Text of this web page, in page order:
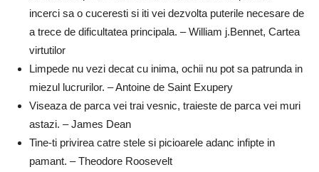
incerci sa o cuceresti si iti vei dezvolta puterile necesare de
a trece de dificultatea principala. – William j.Bennet, Cartea
virtutilor
Limpede nu vezi decat cu inima, ochii nu pot sa patrunda in
miezul lucrurilor. – Antoine de Saint Exupery
Viseaza de parca vei trai vesnic, traieste de parca vei muri
astazi. – James Dean
Tine-ti privirea catre stele si picioarele adanc infipte in
pamant. – Theodore Roosevelt